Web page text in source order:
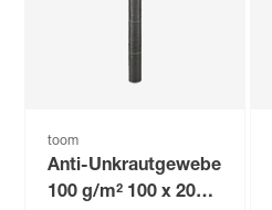
toom
Anti-Unkrautgewebe
100 g/m² 100 x 2000